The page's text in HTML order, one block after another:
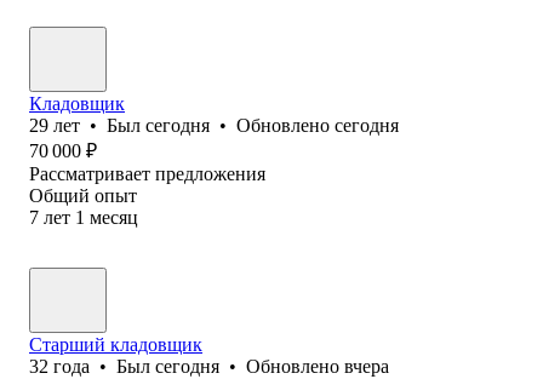
Кладовщик
29 лет • Был сегодня • Обновлено сегодня
70 000 ₽
Рассматривает предложения
Общий опыт
7 лет 1 месяц
Старший кладовщик
32 года • Был сегодня • Обновлено вчера